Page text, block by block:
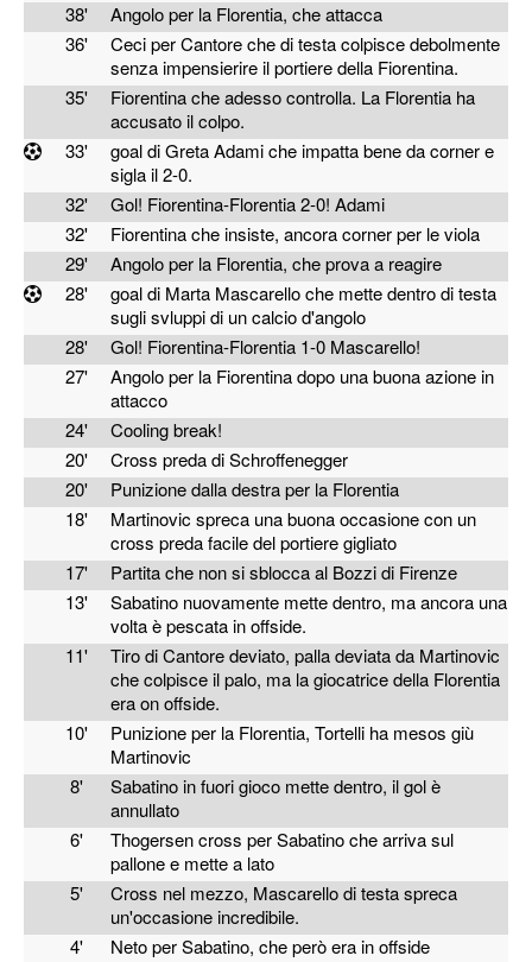
38'
Angolo per la Florentia, che attacca
36'
Ceci per Cantore che di testa colpisce debolmente
senza impensierire il portiere della Fiorentina.
35'
Fiorentina che adesso controlla. La Florentia ha
accusato il colpo.
33'
goal di Greta Adami che impatta bene da corner e
sigla il 2-0.
32'
Gol! Fiorentina-Florentia 2-0! Adami
32'
Fiorentina che insiste, ancora corner per le viola
29'
Angolo per la Florentia, che prova a reagire
28'
goal di Marta Mascarello che mette dentro di testa
sugli svluppi di un calcio d'angolo
28'
Gol! Fiorentina-Florentia 1-0 Mascarello!
27'
Angolo per la Fiorentina dopo una buona azione in
attacco
24'
Cooling break!
20'
Cross preda di Schroffenegger
20'
Punizione dalla destra per la Florentia
18'
Martinovic spreca una buona occasione con un
cross preda facile del portiere gigliato
17'
Partita che non si sblocca al Bozzi di Firenze
13'
Sabatino nuovamente mette dentro, ma ancora una
volta è pescata in offside.
11'
Tiro di Cantore deviato, palla deviata da Martinovic
che colpisce il palo, ma la giocatrice della Florentia
era on offside.
10'
Punizione per la Florentia, Tortelli ha mesos giù
Martinovic
8'
Sabatino in fuori gioco mette dentro, il gol è
annullato
6'
Thogersen cross per Sabatino che arriva sul
pallone e mette a lato
5'
Cross nel mezzo, Mascarello di testa spreca
un'occasione incredibile.
4'
Neto per Sabatino, che però era in offside